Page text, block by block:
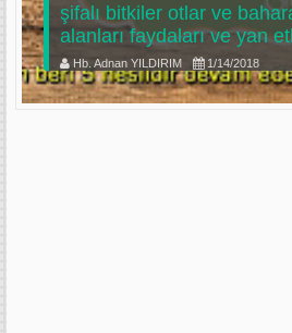
şifalı bitkiler otlar ve
alanları faydaları ve yan
Hb. Adnan YILDIRIM 1/14/2018